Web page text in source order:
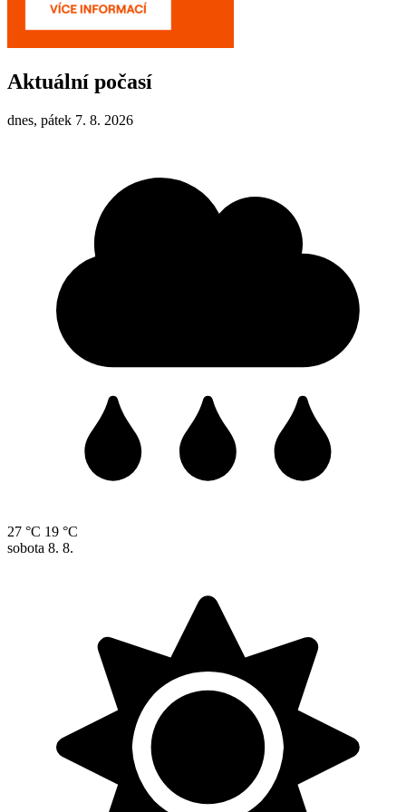
Aktuální počasí
dnes, pátek 7. 8. 2026
27 °C 19 °C
sobota 8. 8.